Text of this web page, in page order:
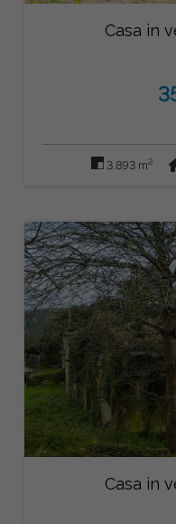
Casa in
3.893 m2
Casa in